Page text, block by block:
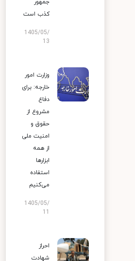
جمهور
کذب است
1405/05/
13
وزارت امور
خارجه: برای
دفاع
مشروع از
حقوق و
امنیت ملی
از همه
ابزارها
استفاده
می‌کنیم
1405/05/
احراز
شهادت